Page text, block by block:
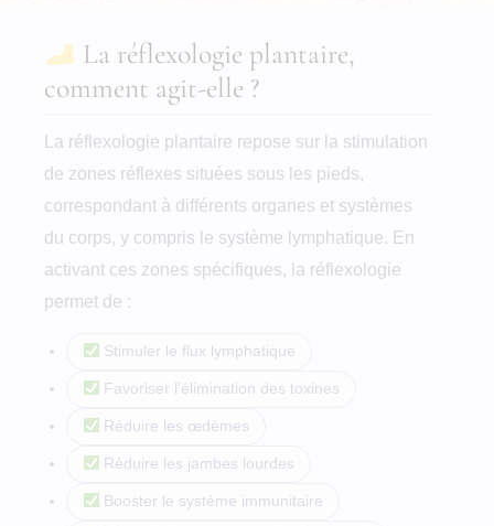
La réflexologie plantaire,
comment agit-elle ?
La réflexologie plantaire repose sur la stimulation
de zones réflexes situées sous les pieds,
correspondant à différents organes et systèmes
du corps, y compris le système lymphatique. En
activant ces zones spécifiques, la réflexologie
permet de :
Stimuler le flux lymphatique
Favoriser l’élimination des toxines
Réduire les œdèmes
Réduire les jambes lourdes
Booster le système immunitaire